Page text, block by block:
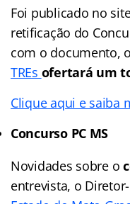
Foi publicado no
retificação do
com o documento, o
TREs ofertará um
Clique aqui e saiba
Concurso PC MS
Novidades sobre o
entrevista, o